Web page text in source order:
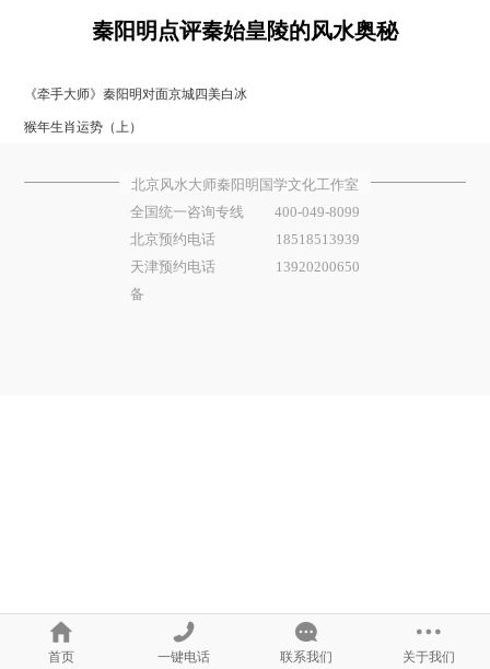
秦阳明点评秦始皇陵的风水奥秘
《牵手大师》秦阳明对面京城四美白冰
猴年生肖运势（上）
北京风水大师秦阳明国学文化工作室
全国统一咨询专线
400-049-8099
北京预约电话
18518513939
天津预约电话
13920200650
备
首页 一键电话 联系我们 关于我们